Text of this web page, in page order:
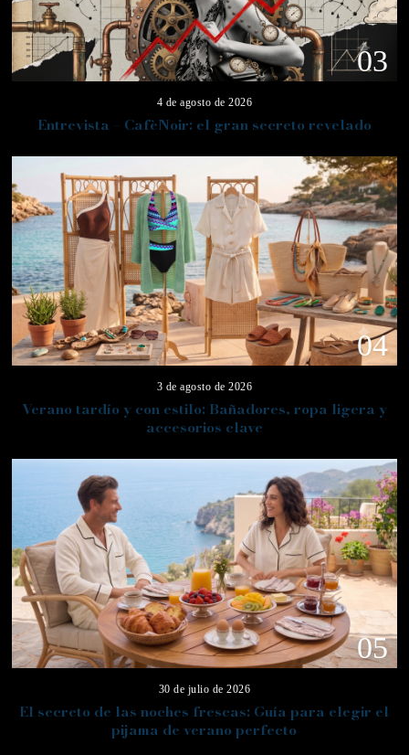
03
4 de agosto de 2026
Entrevista – CafèNoir: el gran secreto revelado
04
3 de agosto de 2026
Verano tardío y con estilo: Bañadores, ropa ligera y
accesorios clave
05
30 de julio de 2026
El secreto de las noches frescas: Guía para elegir el
pijama de verano perfecto